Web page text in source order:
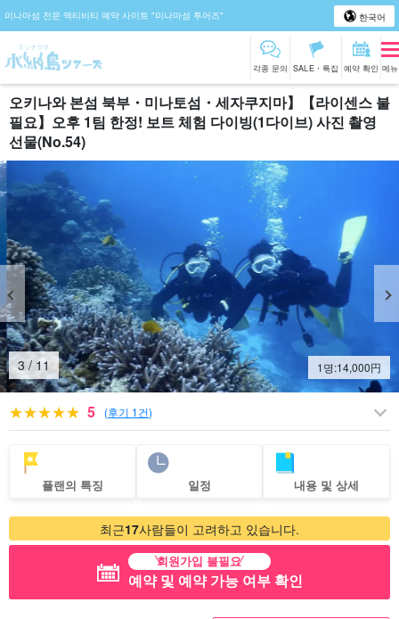
미나마섬 전문 액티비티 예약 사이트 "미나마섬 투어즈" 한국어
각종 문의 SALE・특집 예약 확인 메뉴
오키나와 본섬 북부・미나토섬・세자쿠지마】【라이센스 불
필요】오후 1팀 한정! 보트 체험 다이빙(1다이브) 사진 촬영
선물(No.54)
4 / 11 1명:14,000円
5 (후기 1건)
플랜의 특징 일정 내용 및 상세
최근17사람들이 고려하고 있습니다.
회원가입 불필요
예약 및 예약 가능 여부 확인